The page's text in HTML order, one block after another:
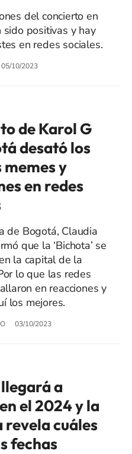
del concierto en
sido positivas y hay
en redes sociales.
05/10/2023
de Karol G
desató los
y
en redes
de Bogotá, Claudia
que la ‘Bichota’ se
la capital de la
lo que las redes
en reacciones y
los mejores.
03/10/2023
a
el 2024 y la
revela cuáles
fechas